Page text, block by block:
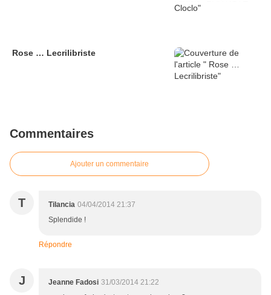
Rose … Lecrilibriste
Commentaires
Ajouter un commentaire
T Tilancia 04/04/2014 21:37
Splendide !
Répondre
J Jeanne Fadosi 31/03/2014 21:22